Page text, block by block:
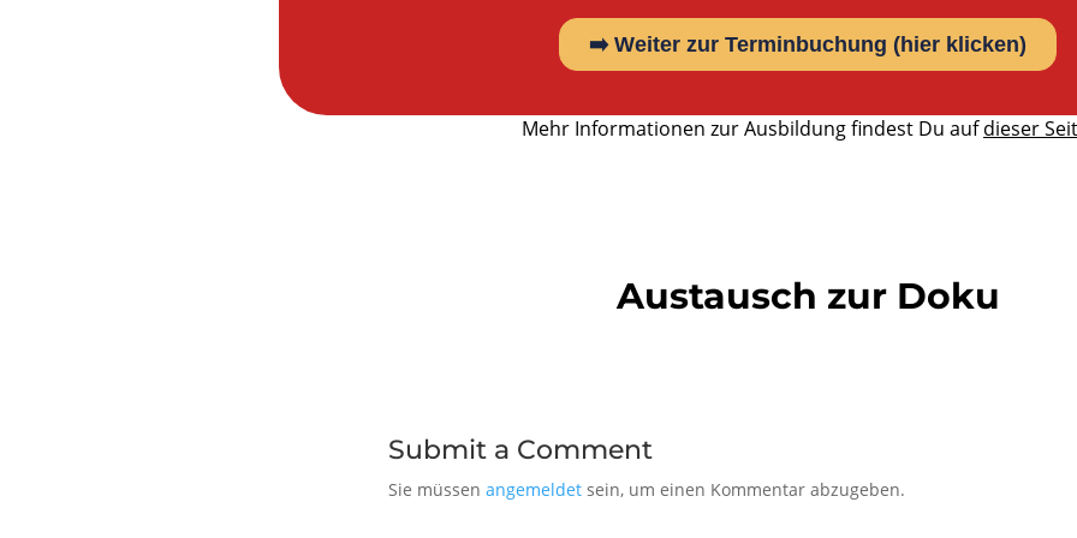
Mehr Informationen zur Ausbildung findest Du aufdieser
Austausch zur Doku
Submit a Comment
Sie müssen angemeldetsein, um einen Kommentar abzugeben.